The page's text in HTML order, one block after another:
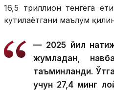
16,5 триллион тенгега
кутилаётгани маълум
— 2025 йил
жумладан,
таъминланди.
учун 27,4 минг